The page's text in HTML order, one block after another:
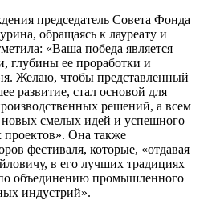
председатель Совета Фонда
обращаясь к лауреату и
«Ваша победа является
глубины ее проработки и
Желаю, чтобы представленный
развитие, стал основой для
решений, а всем
смелых идей и успешного
проектов». Она также
фестиваля, которые, «отдавая
в его лучших традициях
объединению промышленного
индустрий».